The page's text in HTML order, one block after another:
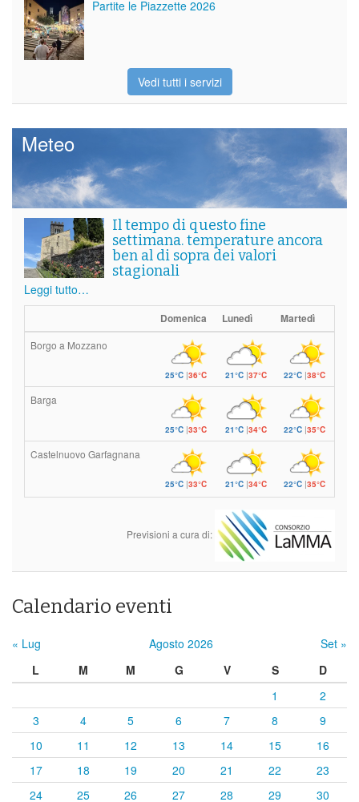
Partite le Piazzette 2026
Vedi tutti i servizi
Meteo
Il tempo di questo fine
settimana. temperature ancora
ben al di sopra dei valori
stagionali
Leggi tutto…
Domenica Lunedì Martedì
Borgo a Mozzano
25°C|36°C 21°C|37°C 22°C |38°C
Barga
25°C|33°C 21°C|34°C 22°C |35°C
Castelnuovo Garfagnana
25°C|33°C 21°C|34°C 22°C |35°C
Previsioni a cura di:
Calendario eventi
« Lug Agosto 2026
Set »
L
M M G V S
D
1
2
3
4 5 6 7 8
9
10
11 12 13 14 15
16
17
18 19 20 21 22
23
24
25 26 27 28 29 30